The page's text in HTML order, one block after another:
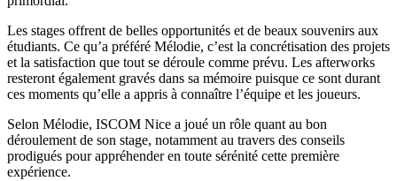
Les stages offrent de belles opportunités et de beaux souvenirs aux
étudiants. Ce qu’a préféré Mélodie, c’est la concrétisation des projets
et la satisfaction que tout se déroule comme prévu. Les afterworks
resteront également gravés dans sa mémoire puisque ce sont durant
ces moments qu’elle a appris à connaître l’équipe et les joueurs.
Selon Mélodie, ISCOM Nice a joué un rôle quant au bon
déroulement de son stage, notamment au travers des conseils
prodigués pour appréhender en toute sérénité cette première
expérience.